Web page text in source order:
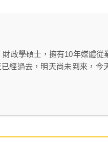
政學碩士，擁有10年媒體從
經過去，明天尚未到來，今